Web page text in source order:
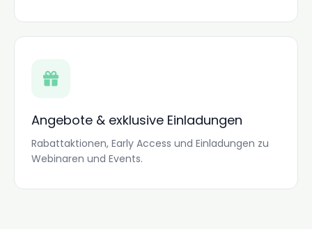
Angebote & exklusive Einladungen
Rabattaktionen, Early Access und Einladungen zu
Webinaren und Events.